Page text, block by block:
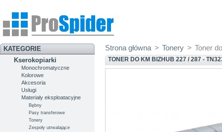
KATEGORIE
Kserokopiarki
Monochromatyczne
Kolorowe
Akcesoria
Usługi
Materiały eksploatacyjne
Bębny
Pasy transferowe
Tonery
Zespoły utrwalające
Strona główna > Tonery > Toner
TONER DO KM BIZHUB 227 / 287 -